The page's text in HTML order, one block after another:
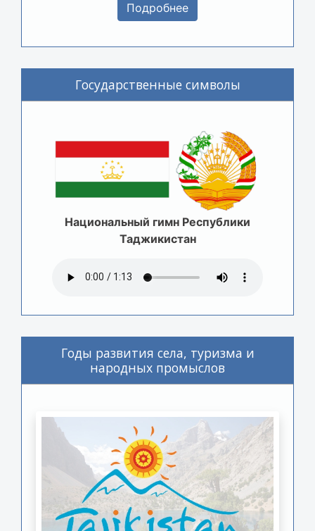
Подробнее
Государственные символы
Национальный гимн Республики
Таджикистан
Годы развития села, туризма и
народных промыслов